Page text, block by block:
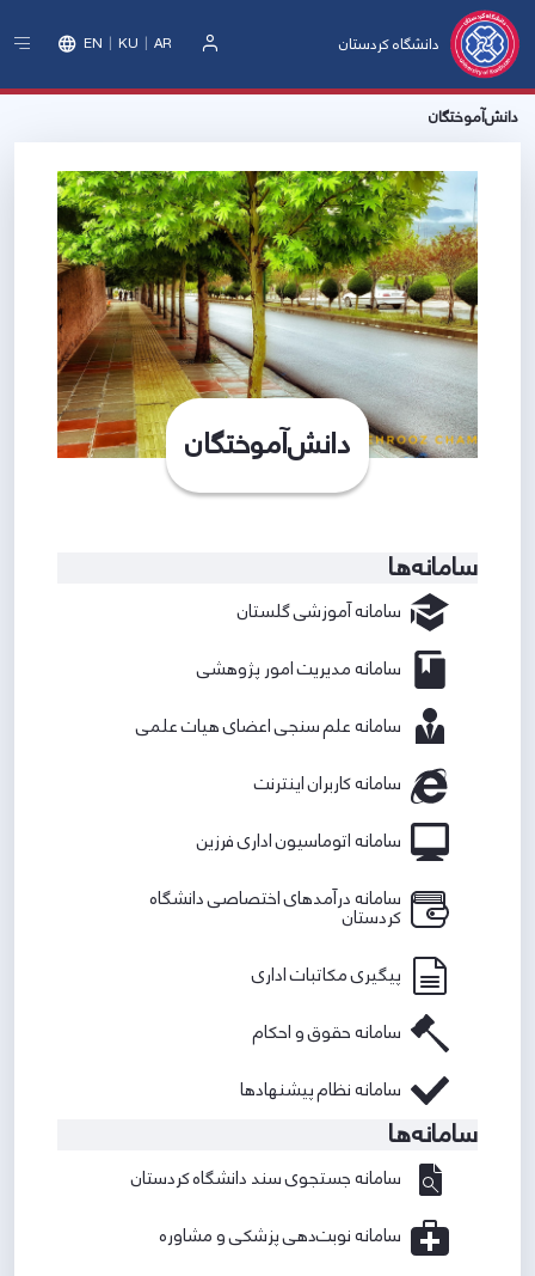
دانشگاه کردستان EN KU AR
دانش‌آموختگان
دانش‌آموختگان
سامانه‌ها
سامانه آموزشی گلستان
سامانه مدیریت امور پژوهشی
سامانه علم سنجی اعضای هیات علمی
سامانه کاربران اینترنت​​​​
سامانه اتوماسیون اداری فرزین
سامانه درآمدهای اختصاصی دانشگاه
کردستان
پیگیری مکاتبات اداری
سامانه حقوق و احکام
سامانه نظام پیشنهادها
سامانه‌ها
سامانه جستجوی سند دانشگاه کردستان
سامانه نوبت‌دهی پزشکی و مشاوره